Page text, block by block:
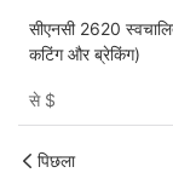
सीएनसी 2620
कटिंग और ब्रेकिंग)
से $
पिछला